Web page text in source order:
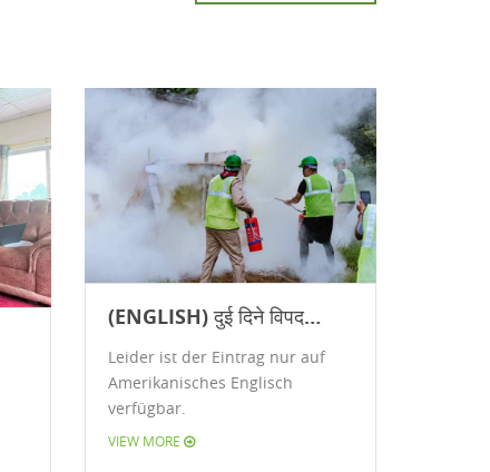
(ENGLISH) दुई दिने विपद…
Leider ist der Eintrag nur auf
Amerikanisches Englisch
verfügbar.
VIEW MORE